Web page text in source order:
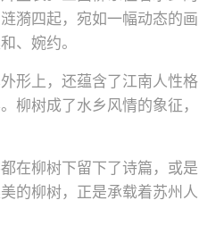
漪四起，宛如一幅动态的画
、婉约。
形上，还蕴含了江南人性格
柳树成了水乡风情的象征，
在柳树下留下了诗篇，或是
的柳树，正是承载着苏州人